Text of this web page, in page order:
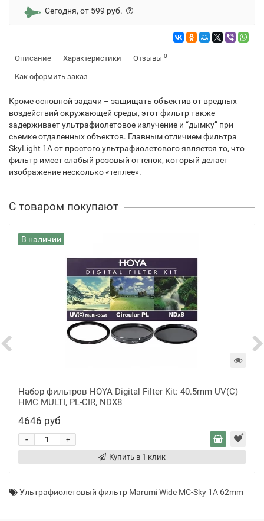
Сегодня, от 599 руб.
Описание Характеристики Отзывы 0
Как оформить заказ
Кроме основной задачи – защищать объектив от вредных
воздействий окружающей среды, этот фильтр также
задерживает ультрафиолетовое излучение и “дымку” при
сьемке отдаленных объектов. Главным отличием фильтра
SkyLight 1A от простого ультрафиолетового является то, что
фильтр имеет слабый розовый оттенок, который делает
изображение несколько «теплее».
С товаром покупают
В наличии
Набор фильтров HOYA Digital Filter Kit: 40.5mm UV(C)
HMC MULTI, PL-CIR, NDX8
4646 руб
+
-
Купить в 1 клик
Ультрафиолетовый фильтр Marumi Wide MC-Sky 1A 62mm